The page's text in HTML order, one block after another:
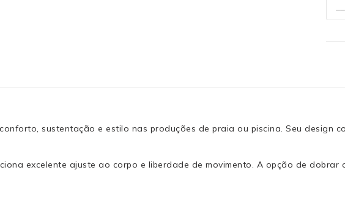
sustentação e estilo nas produções de praia ou piscina. Seu design
excelente ajuste ao corpo e liberdade de movimento. A opção de dobrar